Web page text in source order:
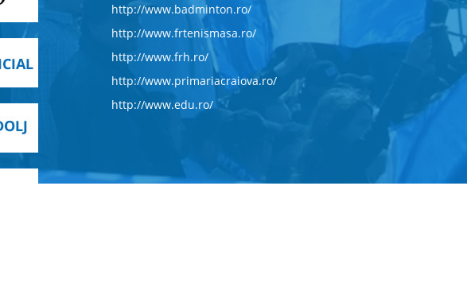
http://www.badminton.ro/
http://www.frtenismasa.ro/
http://www.frh.ro/
http://www.primariacraiova.ro/
http://www.edu.ro/